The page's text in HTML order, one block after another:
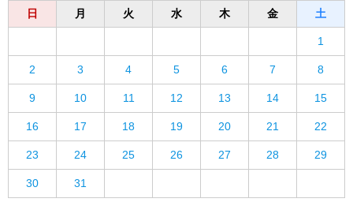
日 月 火 水 木 金 土
1
2 3 4 5 6 7 8
9 10 11 12 13 14 15
16 17 18 19 20 21 22
23 24 25 26 27 28 29
30 31